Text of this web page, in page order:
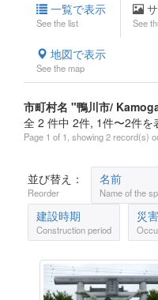
一覧で表示
See the list See
地図で表示
See the map
市町村名 "鴨川市/
全 2 件中 2件, 1件〜2件を
Page 1 of 1, showing 2 record(s)
並び替え：
Reorder
名前
Name of the
建設時期
Construction period
災